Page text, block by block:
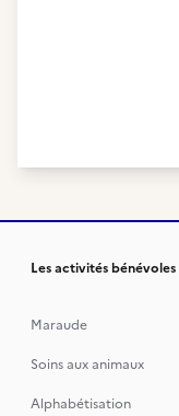
Les activités bénévoles
Maraude
Soins aux animaux
Alphabétisation